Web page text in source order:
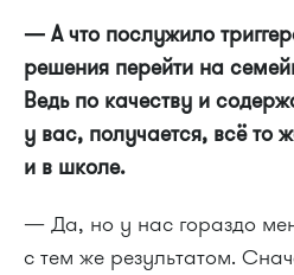
— А что послужило
решения перейти на
Ведь по качеству и
у вас, получается, всё то
и в школе.
— Да, но у нас гораздо
с тем же результатом.